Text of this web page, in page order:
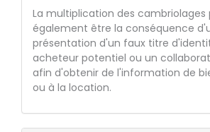
La multiplication des cambriolages
également être la conséquence
présentation d'un faux titre
acheteur potentiel ou un
afin d'obtenir de l'information de
ou à la location.